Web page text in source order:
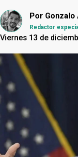
Por Gonzalo
Redactor
Viernes 13 de